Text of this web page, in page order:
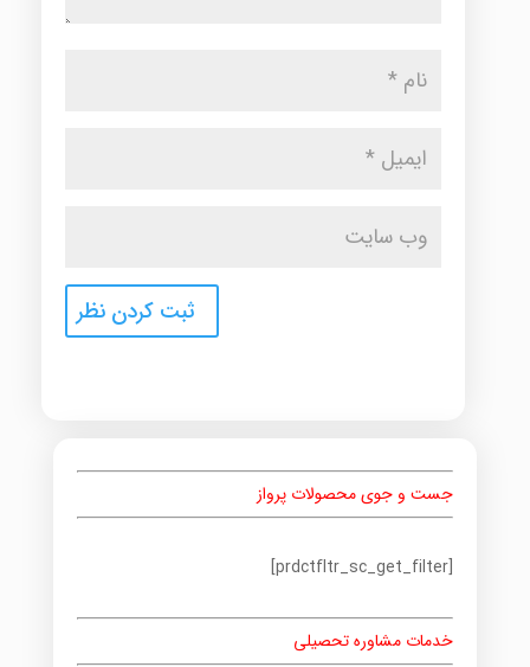
جست و جوی محصولات پرواز
[prdctfltr_sc_get_filter]
خدمات مشاوره تحصیلی